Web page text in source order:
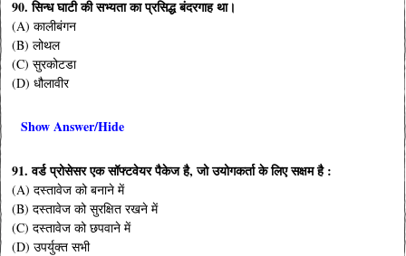
90. सिन्ध घाटी की सभ्यता का प्रसिद्ध बंदरगाह था।
(A) कालीबंगन
(B) लोथल
(C) सुरकोटडा
(D) धौलावीर
Show Answer/Hide
91. वर्ड प्रोसेसर एक सॉफ्टवेयर पैकेज है, जो उयोगकर्ता के लिए सक्षम है :
(A) दस्तावेज को बनाने में
(B) दस्तावेज को सुरक्षित रखने में
(C) दस्तावेज को छपवाने में
(D) उपर्युक्त सभी